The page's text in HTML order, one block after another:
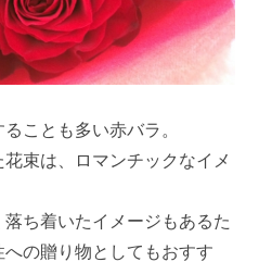
ことも多い赤バラ。
束は、ロマンチックなイメ
ち着いたイメージもあるた
の贈り物としてもおすす